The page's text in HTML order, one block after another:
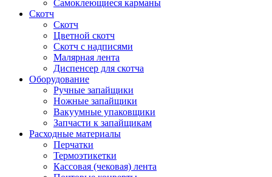
Самоклеющиеся карманы
Скотч
Скотч
Цветной скотч
Скотч с надписями
Малярная лента
Диспенсер для скотча
Оборудование
Ручные запайщики
Ножные запайщики
Вакуумные упаковщики
Запчасти к запайщикам
Расходные материалы
Перчатки
Термоэтикетки
Кассовая (чековая) лента